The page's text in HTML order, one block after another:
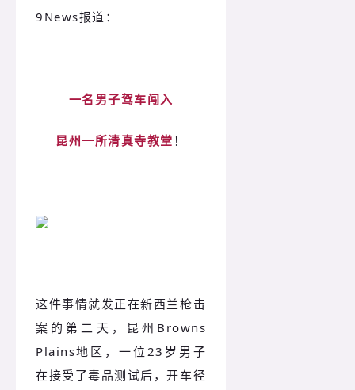
9News报道：
一名男子驾车闯入
昆州一所清真寺教堂 ！
这件事情就发正在新西兰枪击
案的第二天，昆州Browns
Plains地区，一位23岁男子
在接受了毒品测试后，开车径